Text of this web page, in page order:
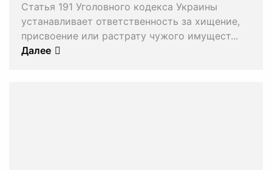
Статья 191 Уголовного кодекса Украины
устанавливает ответственность за хищение,
присвоение или растрату чужого имущест...
Далее